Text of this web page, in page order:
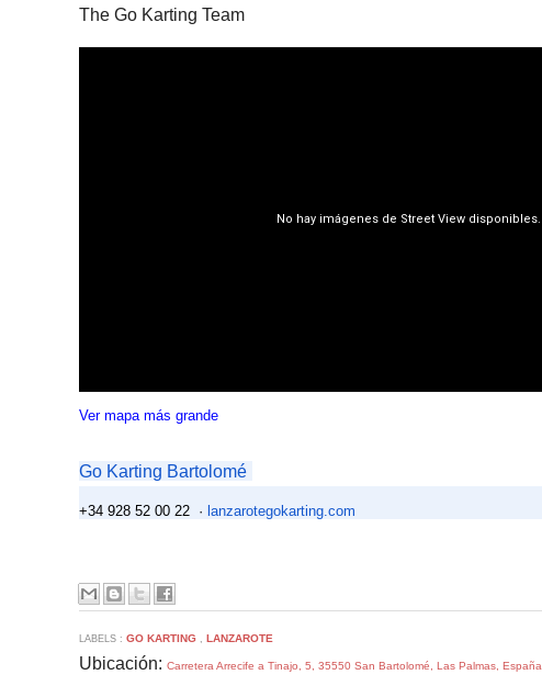
The Go Karting Team
Ver mapa más grande
Go Karting Bartolomé
+34 928 52 00 22 · lanzarotegokarting.com
LABELS : GO KARTING , LANZAROTE
Ubicación: Carretera Arrecife a Tinajo, 5, 35550 San Bartolomé, Las Palmas, España